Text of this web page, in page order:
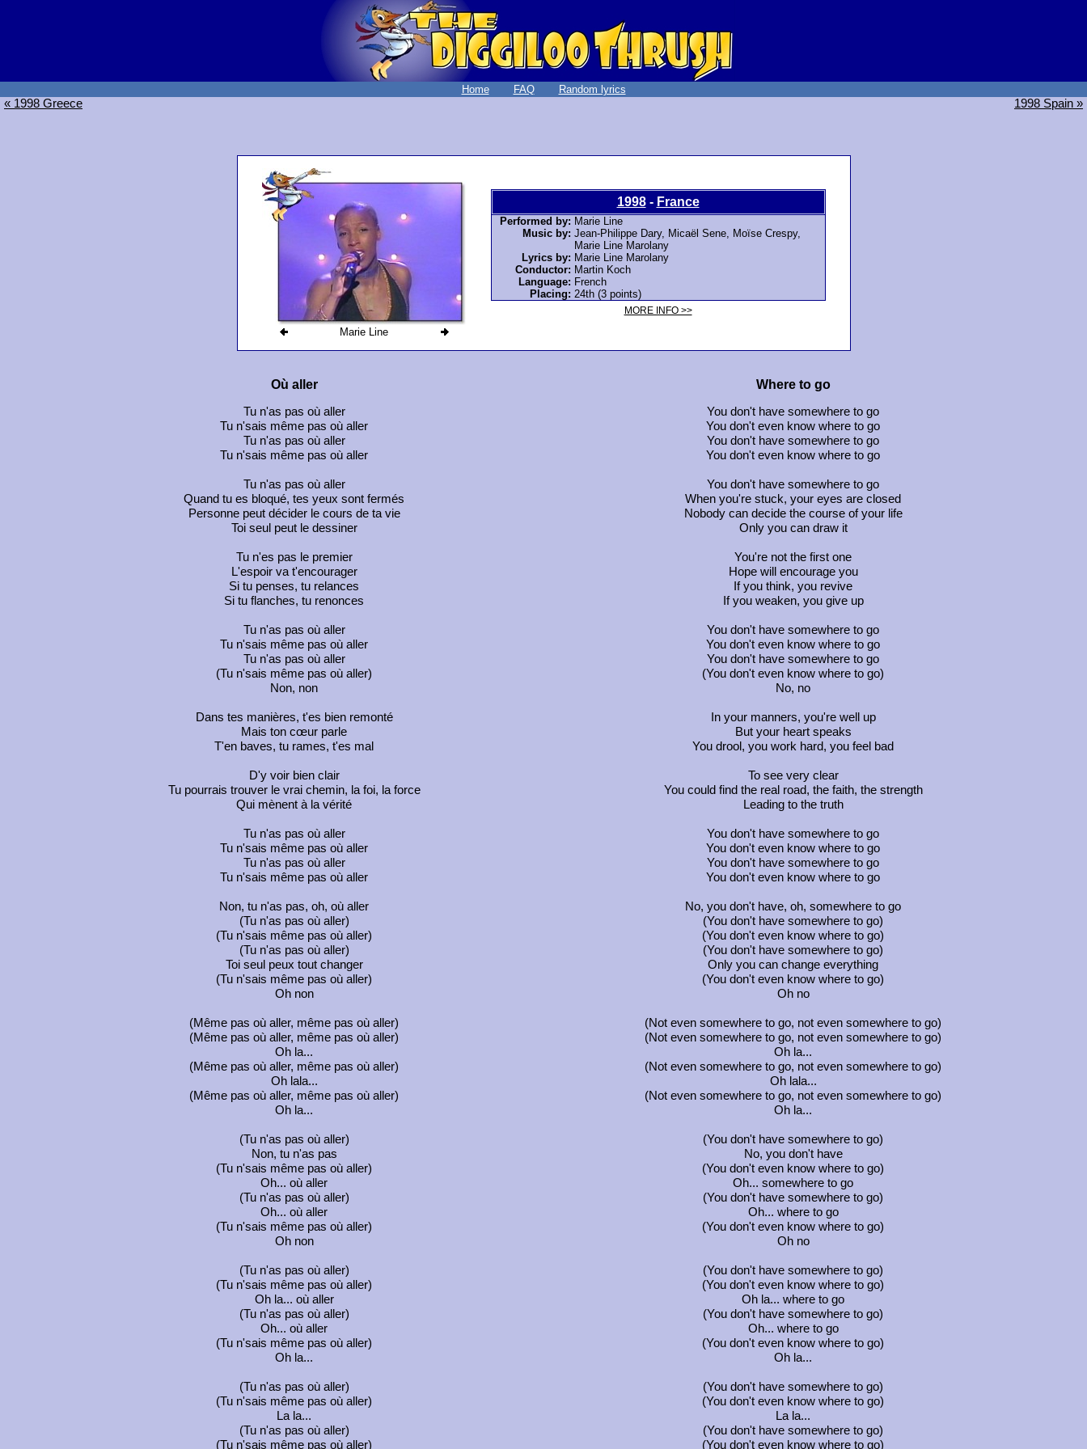
Home FAQ Random lyrics
« 1998 Greece 1998 Spain »
Marie Line
1998- France
Performed by: Marie Line
Music by: Jean-Philippe Dary, Micaël Sene, Moïse Crespy,
Marie Line Marolany
Lyrics by: Marie Line Marolany
Conductor: Martin Koch
Language: French
Placing: 24th (3 points)
MORE INFO >>
Où aller Where to go
Tu n'as pas où aller
You don't have somewhere to go
Tu n'sais même pas où aller
You don't even know where to go
Tu n'as pas où aller
You don't have somewhere to go
Tu n'sais même pas où aller
You don't even know where to go
Tu n'as pas où aller
You don't have somewhere to go
Quand tu es bloqué, tes yeux sont fermés
When you're stuck, your eyes are closed
Personne peut décider le cours de ta vie
Nobody can decide the course of your life
Toi seul peut le dessiner
Only you can draw it
Tu n'es pas le premier
You're not the first one
L'espoir va t'encourager
Hope will encourage you
Si tu penses, tu relances
If you think, you revive
Si tu flanches, tu renonces
If you weaken, you give up
Tu n'as pas où aller
You don't have somewhere to go
Tu n'sais même pas où aller
You don't even know where to go
Tu n'as pas où aller
You don't have somewhere to go
(Tu n'sais même pas où aller)
(You don't even know where to go)
Non, non
No, no
Dans tes manières, t'es bien remonté
In your manners, you're well up
Mais ton cœur parle
But your heart speaks
T'en baves, tu rames, t'es mal
You drool, you work hard, you feel bad
D'y voir bien clair
To see very clear
Tu pourrais trouver le vrai chemin, la foi, la force
You could find the real road, the faith, the strength
Qui mènent à la vérité
Leading to the truth
Tu n'as pas où aller
You don't have somewhere to go
Tu n'sais même pas où aller
You don't even know where to go
Tu n'as pas où aller
You don't have somewhere to go
Tu n'sais même pas où aller
You don't even know where to go
Non, tu n'as pas, oh, où aller
No, you don't have, oh, somewhere to go
(Tu n'as pas où aller)
(You don't have somewhere to go)
(Tu n'sais même pas où aller)
(You don't even know where to go)
(Tu n'as pas où aller)
(You don't have somewhere to go)
Toi seul peux tout changer
Only you can change everything
(Tu n'sais même pas où aller)
(You don't even know where to go)
Oh non
Oh no
(Même pas où aller, même pas où aller)
(Not even somewhere to go, not even somewhere to go)
(Même pas où aller, même pas où aller)
(Not even somewhere to go, not even somewhere to go)
Oh la...
Oh la...
(Même pas où aller, même pas où aller)
(Not even somewhere to go, not even somewhere to go)
Oh lala...
Oh lala...
(Même pas où aller, même pas où aller)
(Not even somewhere to go, not even somewhere to go)
Oh la...
Oh la...
(Tu n'as pas où aller)
(You don't have somewhere to go)
Non, tu n'as pas
No, you don't have
(Tu n'sais même pas où aller)
(You don't even know where to go)
Oh... où aller
Oh... somewhere to go
(Tu n'as pas où aller)
(You don't have somewhere to go)
Oh... où aller
Oh... where to go
(Tu n'sais même pas où aller)
(You don't even know where to go)
Oh non
Oh no
(Tu n'as pas où aller)
(You don't have somewhere to go)
(Tu n'sais même pas où aller)
(You don't even know where to go)
Oh la... où aller
Oh la... where to go
(Tu n'as pas où aller)
(You don't have somewhere to go)
Oh... où aller
Oh... where to go
(Tu n'sais même pas où aller)
(You don't even know where to go)
Oh la...
Oh la...
(Tu n'as pas où aller)
(You don't have somewhere to go)
(Tu n'sais même pas où aller)
(You don't even know where to go)
La la...
La la...
(Tu n'as pas où aller)
(You don't have somewhere to go)
(Tu n'sais même pas où aller)
(You don't even know where to go)